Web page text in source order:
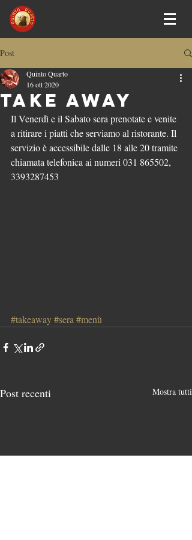
Post
TAKE AWAy
Quinto Quarto
16 ott 2020
Il Venerdì e il Sabato sera prenotate e venite
a ritirare i piatti che serviamo al ristorante. Il
servizio è accessibile dalle 18 alle 20 tramite
chiamata telefonica ai numeri 031 865502,
3393287453
#takeaway#sera #menù
Post recenti Mostra tutti